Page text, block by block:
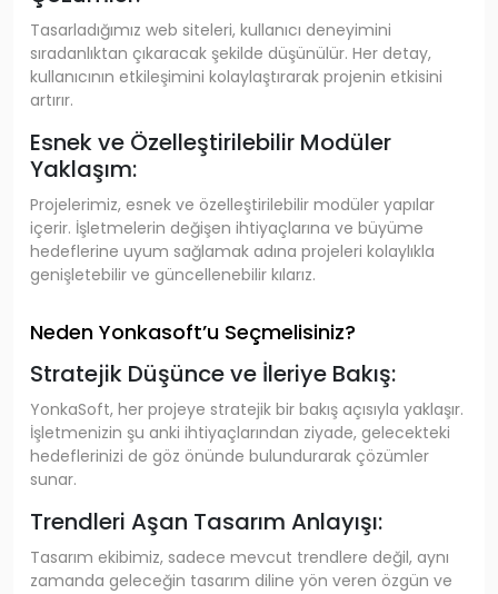
Tasarladığımız web siteleri, kullanıcı deneyimini
sıradanlıktan çıkaracak şekilde düşünülür. Her detay,
kullanıcının etkileşimini kolaylaştırarak projenin etkisini
artırır.
Esnek ve Özelleştirilebilir Modüler
Yaklaşım:
Projelerimiz, esnek ve özelleştirilebilir modüler yapılar
içerir. İşletmelerin değişen ihtiyaçlarına ve büyüme
hedeflerine uyum sağlamak adına projeleri kolaylıkla
genişletebilir ve güncellenebilir kılarız.
Neden Yonkasoft’u Seçmelisiniz?
Stratejik Düşünce ve İleriye Bakış:
YonkaSoft, her projeye stratejik bir bakış açısıyla yaklaşır.
İşletmenizin şu anki ihtiyaçlarından ziyade, gelecekteki
hedeflerinizi de göz önünde bulundurarak çözümler
sunar.
Trendleri Aşan Tasarım Anlayışı:
Tasarım ekibimiz, sadece mevcut trendlere değil, aynı
zamanda geleceğin tasarım diline yön veren özgün ve